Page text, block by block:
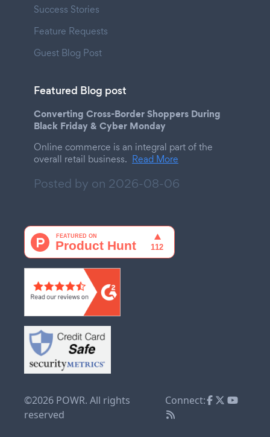
Success Stories
Feature Requests
Guest Blog Post
Featured Blog post
Converting Cross-Border Shoppers During
Black Friday & Cyber Monday
Online commerce is an integral part of the
overall retail business. Read More
Posted by on 2026-08-06
©2026 POWR. All rights
reserved
Connect: